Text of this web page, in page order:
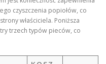
czyszczenia popiołów, co
właściciela. Poniższa
trzech typów pieców, co